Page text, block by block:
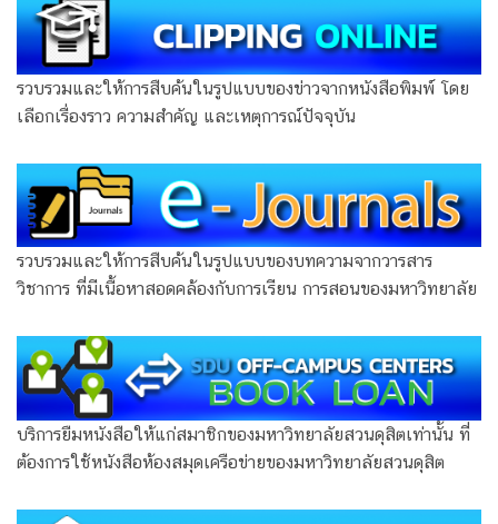
รวบรวมและให้การสืบค้นในรูปแบบของข่าวจากหนังสือพิมพ์ โดย
เลือกเรื่องราว ความสำคัญ และเหตุการณ์ปัจจุบัน
รวบรวมและให้การสืบค้นในรูปแบบของบทความจากวารสาร
วิชาการ ที่มีเนื้อหาสอดคล้องกับการเรียน การสอนของมหาวิทยาลัย
บริการยืมหนังสือให้แก่สมาชิกของมหาวิทยาลัยสวนดุสิตเท่านั้น ที่
ต้องการใช้หนังสือห้องสมุดเครือข่ายของมหาวิทยาลัยสวนดุสิต